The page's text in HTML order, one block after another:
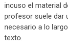
incuso el material
profesor suele dar
necesario a lo
texto.